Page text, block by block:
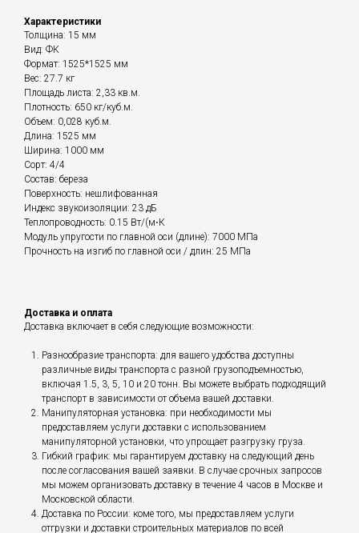
Характеристики
Толщина: 15 мм
Вид: ФК
Формат: 1525*1525 мм
Вес: 27.7 кг
Площадь листа: 2,33 кв.м.
Плотность: 650 кг/куб.м.
Объем: 0,028 куб.м.
Длина: 1525 мм
Ширина: 1000 мм
Сорт: 4/4
Состав: береза
Поверхность: нешлифованная
Индекс звукоизоляции: 23 дБ
Теплопроводность: 0.15 Вт/(м⋅К
Модуль упругости по главной оси (длине): 7000 МПа
Прочность на изгиб по главной оси / длин: 25 МПа
Доставка и оплата
Доставка включает в себя следующие возможности:
Разнообразие транспорта: для вашего удобства доступны
различные виды транспорта с разной грузоподъемностью,
включая 1.5, 3, 5, 10 и 20 тонн. Вы можете выбрать подходящий
транспорт в зависимости от объема вашей доставки.
Манипуляторная установка: при необходимости мы
предоставляем услуги доставки с использованием
манипуляторной установки, что упрощает разгрузку груза.
Гибкий график: мы гарантируем доставку на следующий день
после согласования вашей заявки. В случае срочных запросов
мы можем организовать доставку в течение 4 часов в Москве и
Московской области.
Доставка по России: коме того, мы предоставляем услуги
отгрузки и доставки строительных материалов по всей